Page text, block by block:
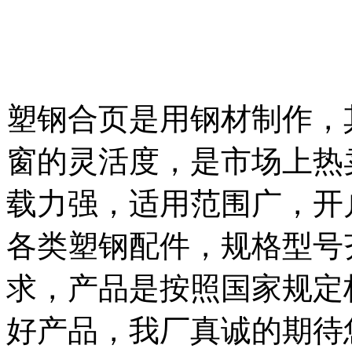
塑钢合页是用钢材制作
窗的灵活度，是市场上
载力强，适用范围广，
各类塑钢配件，规格型
求，产品是按照国家规
好产品，我厂真诚的期